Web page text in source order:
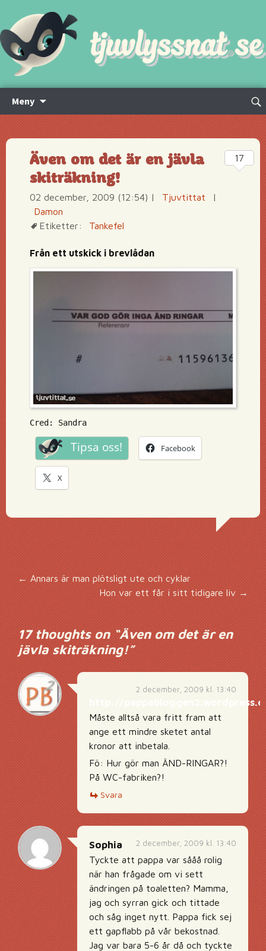
Meny
innehåll
Sök
Även om det är en jävla
skiträkning!
02 december, 2009 (12:54) | Tjuvtittat
|
Damon
Etiketter:
Tankefel
Från ett utskick i brevlådan
Cred: Sandra
Tipsa oss! Facebook
X
17
Inläggsnavigering
←Annars är man plötsligt ute och cyklar
Hon var ett får i sitt tidigare liv →
17 thoughts on “Även om det är en
jävla skiträkning!”
2 december, 2009 kl. 13:40
http://
Måste alltså vara fritt fram att
ange ett mindre sketet antal
kronor att inbetala.
Fö: Hur gör man ÄND-RINGAR?!
På WC-fabriken?!
Svara
2 december, 2009 kl. 13:40
Sophia
Tyckte att pappa var sååå rolig
när han frågade om vi sett
ändringen på toaletten? Mamma,
jag och syrran gick och tittade
och såg inget nytt. Pappa fick sej
ett gapflabb på vår bekostnad.
Jag var bara 5-6 år då och tyckte